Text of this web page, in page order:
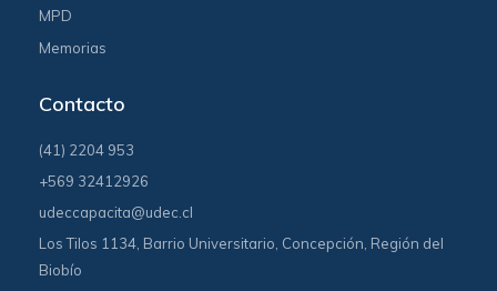
MPD
Memorias
Contacto
(41) 2204 953
+569 32412926
udeccapacita@udec.cl
Los Tilos 1134, Barrio Universitario, Concepción, Región del
Biobío